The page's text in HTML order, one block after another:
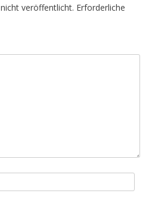
veröffentlicht. Erforderliche